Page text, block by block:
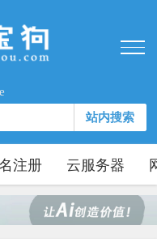
站内搜索
注册 云服务器